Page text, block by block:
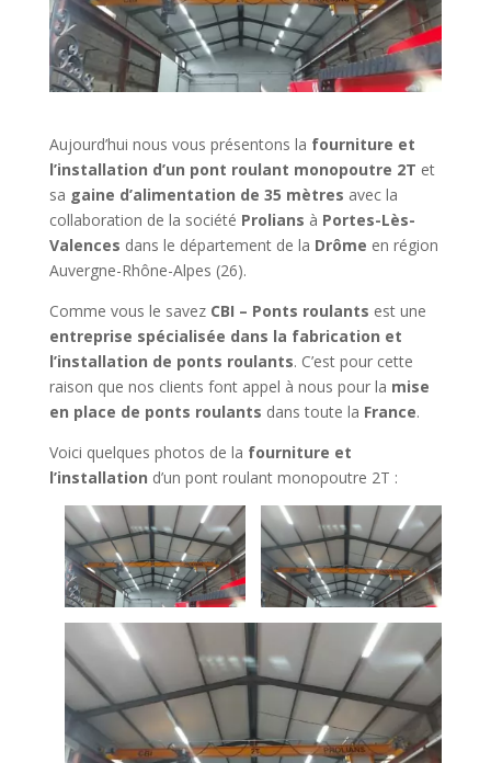
Aujourd’hui nous vous présentons la fourniture et
l’installation d’un pont roulant monopoutre 2T et
sa gaine d’alimentation de 35 mètres avec la
collaboration de la société Prolians à Portes-Lès-
Valences dans le département de la Drôme en région
Auvergne-Rhône-Alpes (26).
Comme vous le savez CBI – Ponts roulants est une
entreprise spécialisée dans la fabrication et
l’installation de ponts roulants. C’est pour cette
raison que nos clients font appel à nous pour la mise
en place de ponts roulants dans toute la France.
Voici quelques photos de la fourniture et
l’installation d’un pont roulant monopoutre 2T :